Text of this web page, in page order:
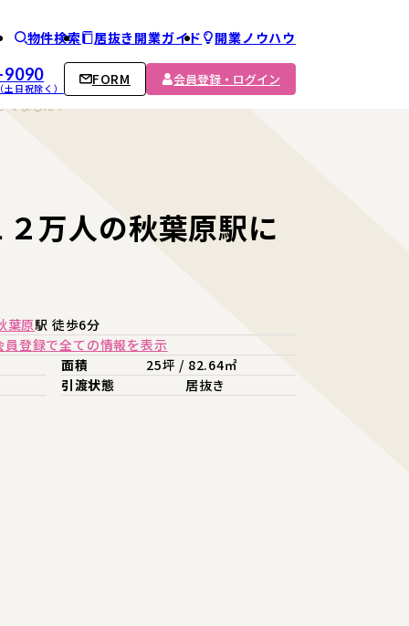
物件検索 居抜き開業ガイド 開業ノウハウ
日祝除く）
FORM 会員登録・ログイン
でました！
万人の秋葉原駅に
葉原駅 徒歩6分
員登録で全ての情報を表示
面積
25坪 / 82.64㎡
引渡状態
居抜き